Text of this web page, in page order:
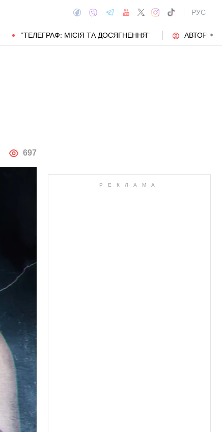
РУС
“ТЕЛЕГРАФ: МІСІЯ ТА ДОСЯГНЕННЯ” АВТОРИ
АВТОР
697